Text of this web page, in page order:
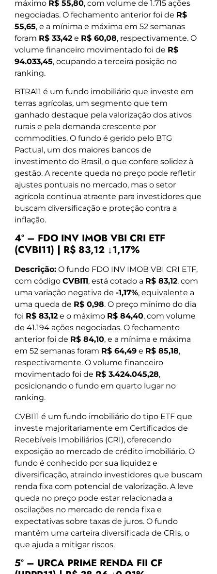
máximo R$ 55,80, com volume de 1.715 ações
negociadas. O fechamento anterior foi de R$
55,65, e a mínima e máxima em 52 semanas
foram R$ 33,42 e R$ 60,08, respectivamente. O
volume financeiro movimentado foi de R$
94.033,45, ocupando a terceira posição no
ranking.
BTRA11 é um fundo imobiliário que investe em
terras agrícolas, um segmento que tem
ganhado destaque pela valorização dos ativos
rurais e pela demanda crescente por
commodities. O fundo é gerido pelo BTG
Pactual, um dos maiores bancos de
investimento do Brasil, o que confere solidez à
gestão. A recente queda no preço pode refletir
ajustes pontuais no mercado, mas o setor
agrícola continua atraente para investidores que
buscam diversificação e proteção contra a
inflação.
4º – FDO INV IMOB VBI CRI ETF
(CVBI11) | R$ 83,12 ↓1,17%
Descrição: O fundo FDO INV IMOB VBI CRI ETF,
com código CVBI11, está cotado a R$ 83,12, com
uma variação negativa de -1,17%, equivalente a
uma queda de R$ 0,98. O preço mínimo do dia
foi R$ 83,12 e o máximo R$ 84,40, com volume
de 41.194 ações negociadas. O fechamento
anterior foi de R$ 84,10, e a mínima e máxima
em 52 semanas foram R$ 64,49 e R$ 85,18,
respectivamente. O volume financeiro
movimentado foi de R$ 3.424.045,28,
posicionando o fundo em quarto lugar no
ranking.
CVBI11 é um fundo imobiliário do tipo ETF que
investe majoritariamente em Certificados de
Recebíveis Imobiliários (CRI), oferecendo
exposição ao mercado de crédito imobiliário. O
fundo é conhecido por sua liquidez e
diversificação, atraindo investidores que buscam
renda fixa com potencial de valorização. A leve
queda no preço pode estar relacionada a
oscilações no mercado de renda fixa e
expectativas sobre taxas de juros. O fundo
mantém uma carteira diversificada de CRIs, o
que ajuda a mitigar riscos.
5º – URCA PRIME RENDA FII CF